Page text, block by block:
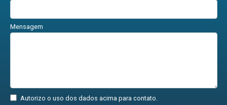
Mensagem
Autorizo o uso dos dados acima para contato.